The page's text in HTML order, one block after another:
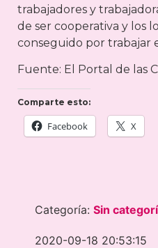
trabajadores y
de ser cooperativa y los
conseguido por trabajar
Fuente: El Portal de las
Comparte esto:
Facebook X
Categoría: Sin
2020-09-18 20:53:15